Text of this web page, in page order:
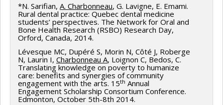
*N. Sarifian, A. Charbonneau, G. Lavigne, E. Emami.
Rural dental practice: Quebec dental medicine
students’ perspectives. The Network for Oral and
Bone Health Research (RSBO) Research Day,
Orford, Canada, 2014.
Lévesque MC, Dupéré S, Morin N, Côté J, Roberge
N, Laurin I, Charbonneau A, Loignon C, Bedos, C.
Translating knowledge on poverty to humanize
care: benefits and synergies of community
engagement with the arts. 15th Annual
Engagement Scholarship Consortium Conference.
Edmonton, October 5th-8th 2014.